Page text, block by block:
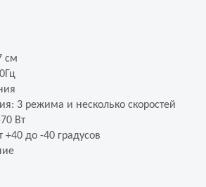
см
3 режима и несколько скоростей
Вт
+40 до -40 градусов